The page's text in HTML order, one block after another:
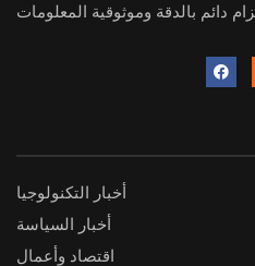
أخبار التكنولوجيا
أخبار السياسة
اقتصاد وأعمال